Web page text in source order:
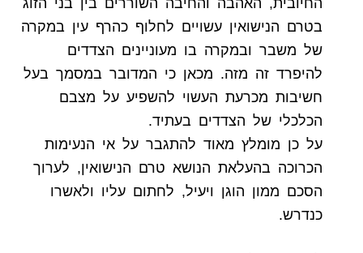
בטרם הנישואין עשויים לחלוף כהרף עין במקרה
של משבר ובמקרה בו מעוניינים הצדדים
להיפרד זה מזה. מכאן כי המדובר במסמך בעל
חשיבות מכרעת העשוי להשפיע על מצבם
הכלכלי של הצדדים בעתיד.
על כן מומלץ מאוד להתגבר על אי הנעימות
הכרוכה בהעלאת הנושא טרם הנישואין, לערוך
הסכם ממון הוגן ויעיל, לחתום עליו ולאשרו
כנדרש.